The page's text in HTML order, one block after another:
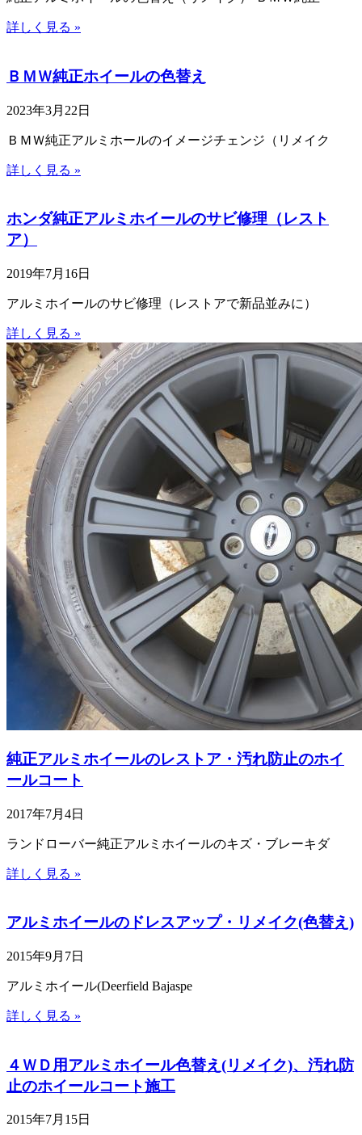
詳しく見る »
ＢＭＷ純正ホイールの色替え
2023年3月22日
ＢＭＷ純正アルミホールのイメージチェンジ（リメイク
詳しく見る »
ホンダ純正アルミホイールのサビ修理（レスト
ア）
2019年7月16日
アルミホイールのサビ修理（レストアで新品並みに）
詳しく見る »
純正アルミホイールのレストア・汚れ防止のホイ
ールコート
2017年7月4日
ランドローバー純正アルミホイールのキズ・ブレーキダ
詳しく見る »
アルミホイールのドレスアップ・リメイク(色替え)
2015年9月7日
アルミホイール(Deerfield Bajaspe
詳しく見る »
４ＷＤ用アルミホイール色替え(リメイク)、汚れ防
止のホイールコート施工
2015年7月15日